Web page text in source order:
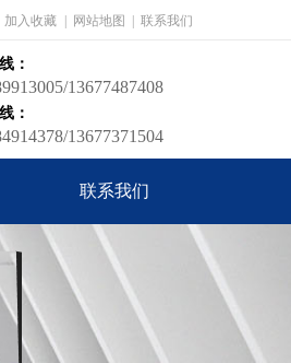
网站地图 联系我们
加入收藏
：
13677487408
：
13677371504
联系我们